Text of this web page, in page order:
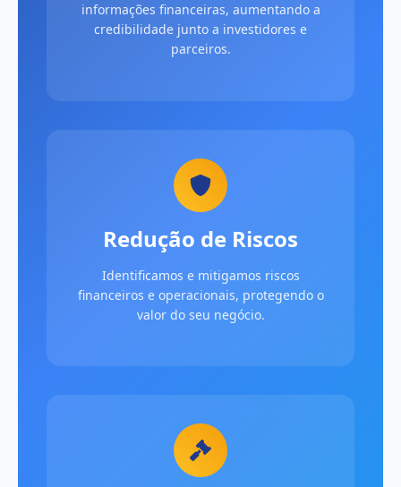
informações financeiras, aumentando a
credibilidade junto a investidores e
parceiros.
Redução de Riscos
Identificamos e mitigamos riscos
financeiros e operacionais, protegendo o
valor do seu negócio.